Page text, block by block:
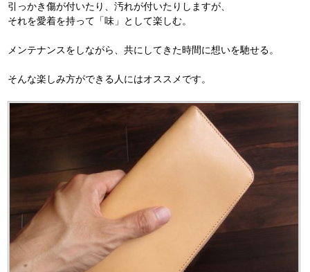
引っかき傷が付いたり、汚れが付いたりしますが、
それを愛着を持って「味」として楽しむ。
メンテナンスをしながら、共にしてきた時間に想いを馳せる。
そんな楽しみ方ができる人にはオススメです。